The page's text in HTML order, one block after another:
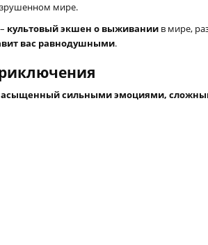
мире.
– культовый экшен о выживании в мире,
вас равнодушными.
сильными эмоциями,